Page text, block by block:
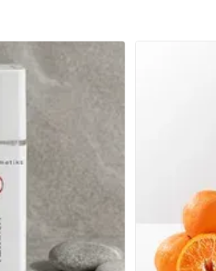
персональних даних